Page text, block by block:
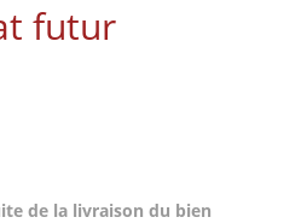
futur
de la livraison du bien